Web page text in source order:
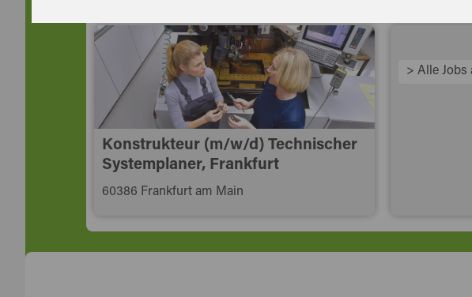
Konstrukteur (m/w/d) Technischer
Systemplaner, Frankfurt
60386 Frankfurt am Main
> Alle Jobs